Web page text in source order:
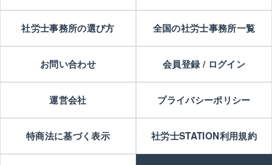
社労士事務所の選び方 全国の社労士事務所一覧
お問い合わせ 会員登録 / ログイン
運営会社 プライバシーポリシー
特商法に基づく表示 社労士STATION利用規約